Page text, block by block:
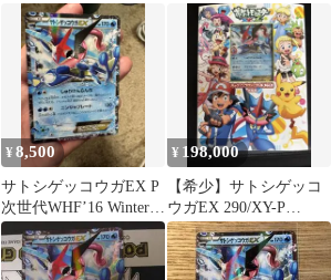
ド サトシゲッコウガ
EX 未開封
ケモンカード
¥8,500
サトシゲッコウガEX P
次世代WHF’16 Winter
来場者特典 キラ …
¥ 198,000
【希少】サトシゲッコ
ウガEX 290/XY-P
XY&Z キャラソン特装
版